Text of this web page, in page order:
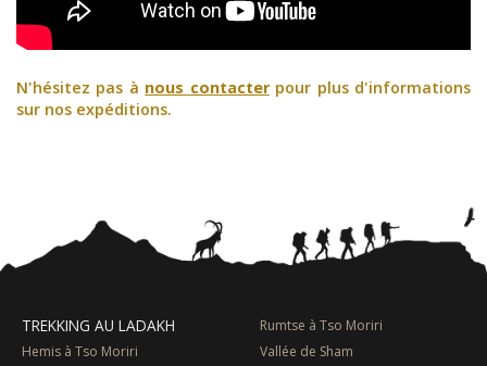
N'hésitez pas à nous contacterpour plus d'informations
sur nos expéditions.
TREKKING AU LADAKH
Hemis à Tso Moriri
Rumtse à Tso Moriri
Vallée de Sham